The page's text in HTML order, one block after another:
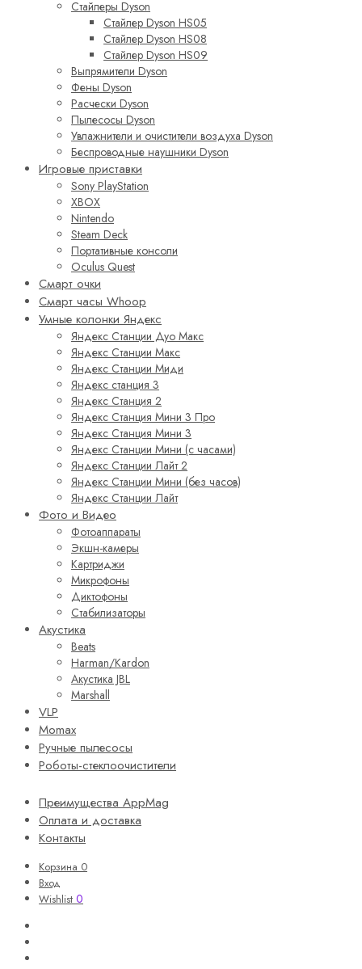
Стайлеры Dyson
Стайлер Dyson HS05
Стайлер Dyson HS08
Стайлер Dyson HS09
Выпрямители Dyson
Фены Dyson
Расчески Dyson
Пылесосы Dyson
Увлажнители и очистители воздуха Dyson
Беспроводные наушники Dyson
Игровые приставки
Sony PlayStation
XBOX
Nintendo
Steam Deck
Портативные консоли
Oculus Quest
Смарт очки
Смарт часы Whoop
Умные колонки Яндекс
Яндекс Станции Дуо Макс
Яндекс Станции Макс
Яндекс Станции Миди
Яндекс станция 3
Яндекс Станция 2
Яндекс Станция Мини 3 Про
Яндекс Станция Мини 3
Яндекс Станции Мини (с часами)
Яндекс Станции Лайт 2
Яндекс Станции Мини (без часов)
Яндекс Станции Лайт
Фото и Видео
Фотоаппараты
Экшн-камеры
Картриджи
Микрофоны
Диктофоны
Стабилизаторы
Акустика
Beats
Harman/Kardon
Акустика JBL
Marshall
VLP
Momax
Ручные пылесосы
Роботы-стеклоочистители
Преимущества AppMag
Оплата и доставка
Контакты
Корзина 0
Вход
Wishlist 0